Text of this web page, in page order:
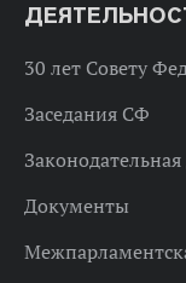
30 лет Совету
Заседания СФ
Законодательная
Документы